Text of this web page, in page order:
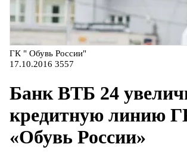
ГК " Обувь России"
17.10.2016 3557
Банк ВТБ 24
кредитную линию
«Обувь России»